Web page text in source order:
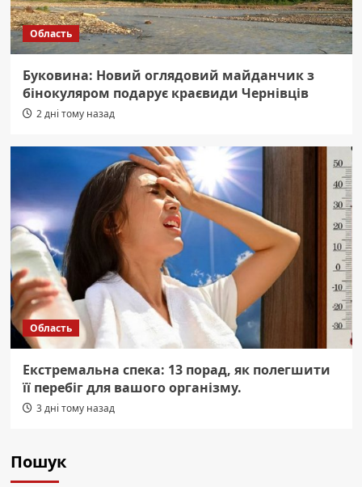
Область
Буковина: Новий оглядовий майданчик з
бінокуляром подарує краєвиди Чернівців
2 дні тому назад
Область
Екстремальна спека: 13 порад, як полегшити
її перебіг для вашого організму.
3 дні тому назад
Пошук